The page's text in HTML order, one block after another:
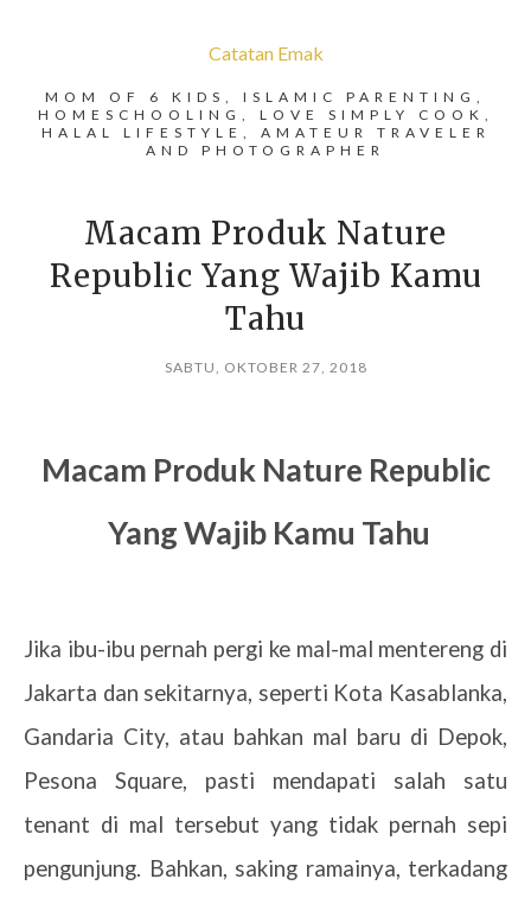
Catatan Emak
MOM OF 6 KIDS, ISLAMIC PARENTING,
HOMESCHOOLING, LOVE SIMPLY COOK,
HALAL LIFESTYLE, AMATEUR TRAVELER
AND PHOTOGRAPHER
Macam Produk Nature
Republic Yang Wajib Kamu
Tahu
SABTU, OKTOBER 27, 2018
Macam Produk Nature Republic
Yang Wajib Kamu Tahu
Jika ibu-ibu pernah pergi ke mal-mal mentereng di
Jakarta dan sekitarnya, seperti Kota Kasablanka,
Gandaria City, atau bahkan mal baru di Depok,
Pesona Square, pasti mendapati salah satu
tenant di mal tersebut yang tidak pernah sepi
pengunjung. Bahkan, saking ramainya, terkadang